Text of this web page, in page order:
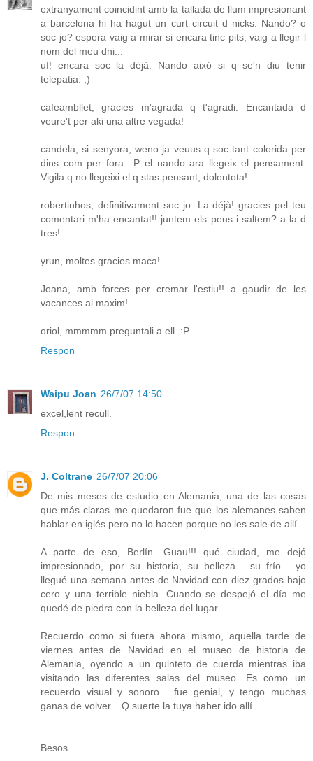
extranyament coincidint amb la tallada de llum impresionant
a barcelona hi ha hagut un curt circuit d nicks. Nando? o
soc jo? espera vaig a mirar si encara tinc pits, vaig a llegir l
nom del meu dni...
uf! encara soc la déjà. Nando aixó si q se'n diu tenir
telepatia. ;)
cafeambllet, gracies m'agrada q t'agradi. Encantada d
veure't per aki una altre vegada!
candela, si senyora, weno ja veuus q soc tant colorida per
dins com per fora. :P el nando ara llegeix el pensament.
Vigila q no llegeixi el q stas pensant, dolentota!
robertinhos, definitivament soc jo. La déjà! gracies pel teu
comentari m'ha encantat!! juntem els peus i saltem? a la d
tres!
yrun, moltes gracies maca!
Joana, amb forces per cremar l'estiu!! a gaudir de les
vacances al maxim!
oriol, mmmmm preguntali a ell. :P
Respon
Waipu Joan 26/7/07 14:50
excel,lent recull.
Respon
J. Coltrane 26/7/07 20:06
De mis meses de estudio en Alemania, una de las cosas
que más claras me quedaron fue que los alemanes saben
hablar en iglés pero no lo hacen porque no les sale de allí.
A parte de eso, Berlín. Guau!!! qué ciudad, me dejó
impresionado, por su historia, su belleza... su frío... yo
llegué una semana antes de Navidad con diez grados bajo
cero y una terrible niebla. Cuando se despejó el día me
quedé de piedra con la belleza del lugar...
Recuerdo como si fuera ahora mismo, aquella tarde de
viernes antes de Navidad en el museo de historia de
Alemania, oyendo a un quinteto de cuerda mientras iba
visitando las diferentes salas del museo. Es como un
recuerdo visual y sonoro... fue genial, y tengo muchas
ganas de volver... Q suerte la tuya haber ido allí...
Besos